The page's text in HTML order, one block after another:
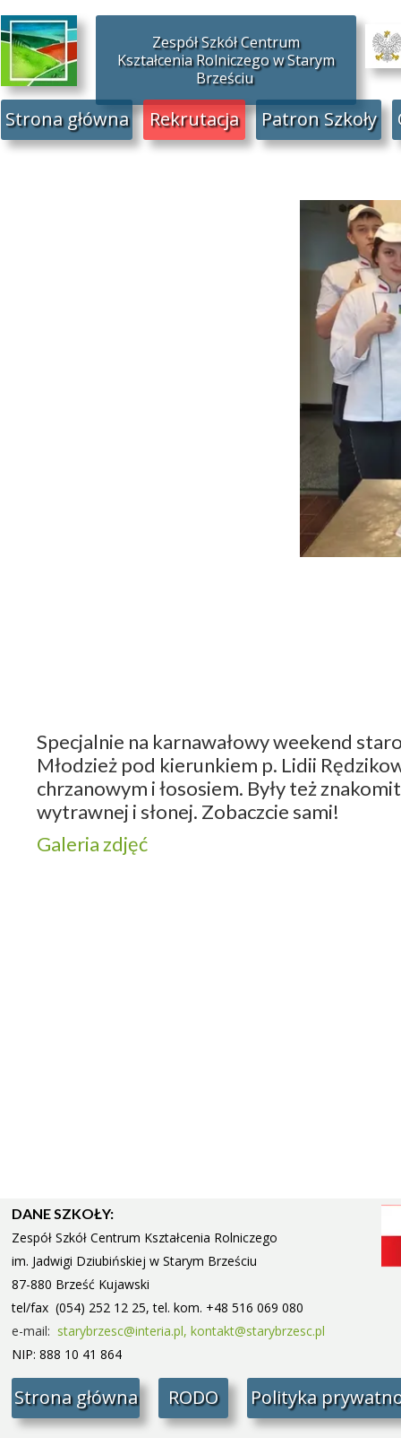
Specjalnie na karnawałowy weekend
Młodzież pod kierunkiem p. Lidii
chrzanowym i łososiem. Były też
wytrawnej i słonej. Zobaczcie sami!
Galeria zdjęć
Rekrutacja
Strona główna Patron Szkoły
Zespół Szkół Centrum
Kształcenia Rolniczego w Starym
Brześciu
Strona główna Polityka
RODO
DANE SZKOŁY:
Zespół Szkół Centrum Kształcenia Rolniczego
im. Jadwigi Dziubińskiej w Starym Brześciu
87-880 Brześć Kujawski
tel/fax (054) 252 12 25, tel. kom. +48 516 069 080
e-mail: starybrzesc@interia.pl, kontakt@starybrzesc.pl
NIP: 888 10 41 864